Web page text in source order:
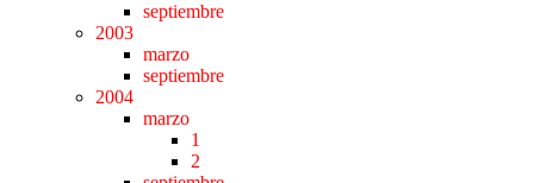
septiembre
2003
marzo
septiembre
2004
marzo
1
2